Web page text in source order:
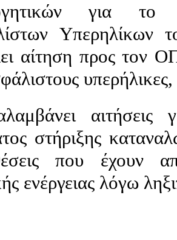
για το
αίτηση προς τον
υπερήλικες,
στήριξης
που έχουν
ενέργειας λόγω